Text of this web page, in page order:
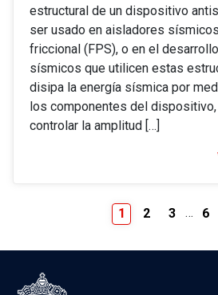
estructural de un dispositivo
ser usado en aisladores
friccional (FPS), o en el
sísmicos que utilicen estas
disipa la energía sísmica por
los componentes del
controlar la amplitud […]
1 2 3 … 6